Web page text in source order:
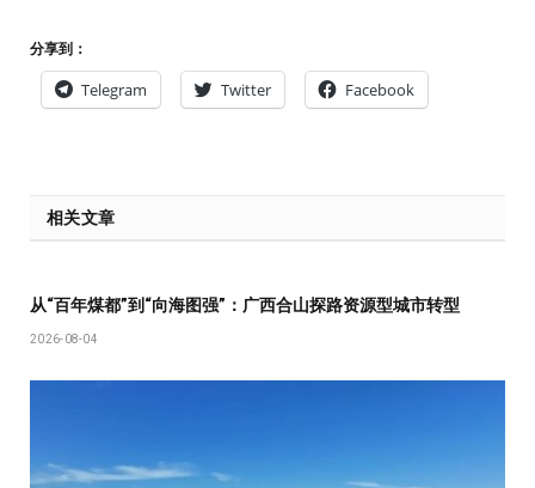
分享到：
Telegram Twitter Facebook
相关文章
从“百年煤都”到“向海图强”：广西合山探路资源型城市转型
2026-08-04